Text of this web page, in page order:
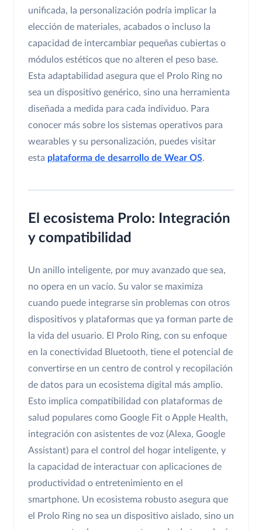
unificada, la personalización podría implicar la
elección de materiales, acabados o incluso la
capacidad de intercambiar pequeñas cubiertas o
módulos estéticos que no alteren el peso base.
Esta adaptabilidad asegura que el Prolo Ring no
sea un dispositivo genérico, sino una herramienta
diseñada a medida para cada individuo. Para
conocer más sobre los sistemas operativos para
wearables y su personalización, puedes visitar
esta plataforma de desarrollo de Wear OS.
El ecosistema Prolo: Integración
y compatibilidad
Un anillo inteligente, por muy avanzado que sea,
no opera en un vacío. Su valor se maximiza
cuando puede integrarse sin problemas con otros
dispositivos y plataformas que ya forman parte de
la vida del usuario. El Prolo Ring, con su enfoque
en la conectividad Bluetooth, tiene el potencial de
convertirse en un centro de control y recopilación
de datos para un ecosistema digital más amplio.
Esto implica compatibilidad con plataformas de
salud populares como Google Fit o Apple Health,
integración con asistentes de voz (Alexa, Google
Assistant) para el control del hogar inteligente, y
la capacidad de interactuar con aplicaciones de
productividad o entretenimiento en el
smartphone. Un ecosistema robusto asegura que
el Prolo Ring no sea un dispositivo aislado, sino un